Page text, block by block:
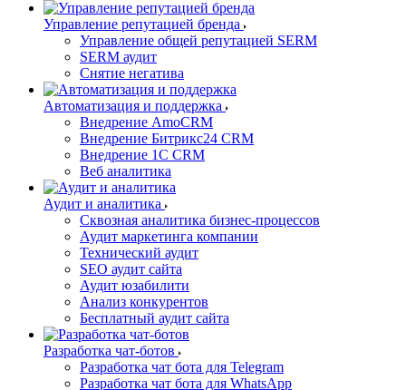
Управление репутацией бренда
Управление общей репутацией SERM
SERM аудит
Снятие негатива
Автоматизация и поддержка
Внедрение AmoCRM
Внедрение Битрикс24 CRM
Внедрение 1C CRM
Веб аналитика
Аудит и аналитика
Сквозная аналитика бизнес-процессов
Аудит маркетинга компании
Технический аудит
SEO аудит сайта
Аудит юзабилити
Анализ конкурентов
Бесплатный аудит сайта
Разработка чат-ботов
Разработка чат бота для Telegram
Разработка чат бота для WhatsApp